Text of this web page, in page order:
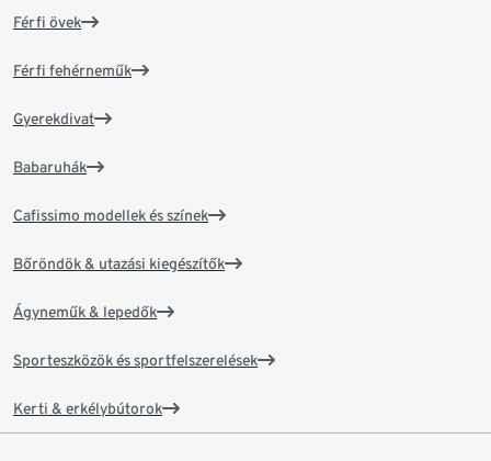
Férfi övek
Férfi fehérneműk
Gyerekdivat
Babaruhák
Cafissimo modellek és színek
Bőröndök & utazási kiegészítők
Ágyneműk & lepedők
Sporteszközök és sportfelszerelések
Kerti & erkélybútorok